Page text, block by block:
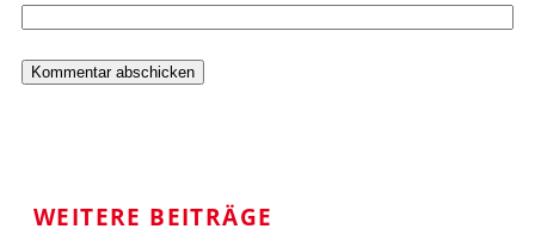
WEITERE BEITRÄGE